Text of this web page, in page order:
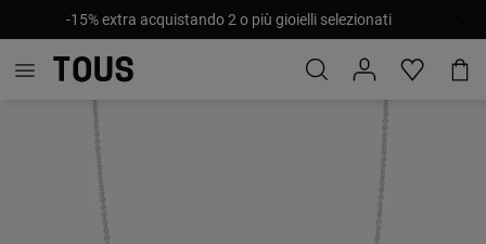
-15% extra acquistando 2 o più gioielli selezionati